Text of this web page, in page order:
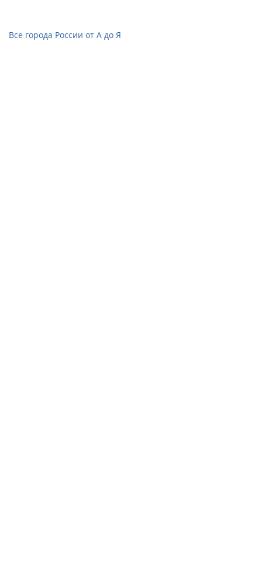
Все города России от А до Я